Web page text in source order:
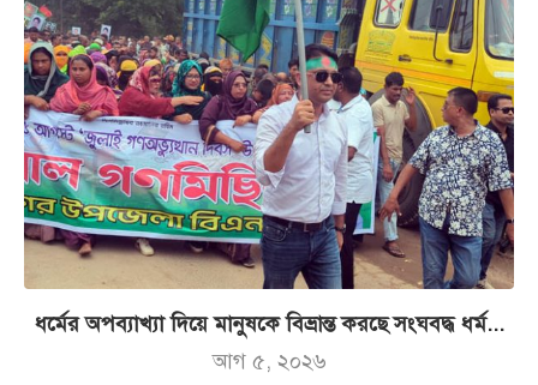
ধর্মের অপব্যাখ্যা দিয়ে মানুষকে বিভ্রান্ত করছে সংঘবদ্ধ ধর্ম...
আগ ৫, ২০২৬